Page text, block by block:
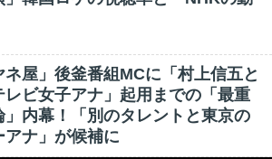
ネ屋」後釜番組MCに「村上信五と
レビ女子アナ」起用までの「最重
」内幕！「別のタレントと東京の
アナ」が候補に